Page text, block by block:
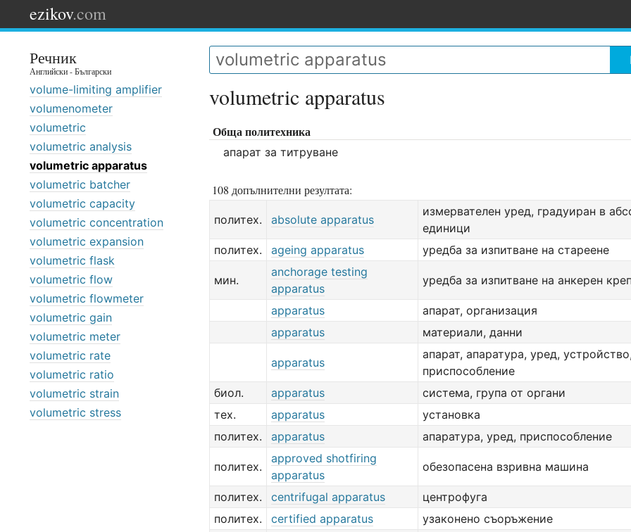
ezikov.com
Речник
Английски - Български
volume-limiting amplifier
volumenometer
volumetric
volumetric analysis
volumetric apparatus
volumetric batcher
volumetric capacity
volumetric concentration
volumetric expansion
volumetric flask
volumetric flow
volumetric flowmeter
volumetric gain
volumetric meter
volumetric rate
volumetric ratio
volumetric strain
volumetric stress
volumetric apparatus
Обща политехника
апарат за титруване
108 допълнителни резултата:
политех. absolute apparatus
измервателен уред, градуиран в
единици
политех.
ageing apparatus уредба за изпитване на стареене
мин.
anchorage testing
apparatus
уредба за изпитване на анкерен
apparatus
апарат, организация
apparatus
материали, данни
apparatus
апарат, апаратура, уред,
приспособление
биол.
apparatus
система, група от органи
тех.
apparatus
установка
политех.
apparatus апаратура, уред, приспособление
политех.
approved shotfiring
apparatus
обезопасена взривна машина
политех. centrifugal apparatus
центрофуга
политех.
certified apparatus
узаконено съоръжение